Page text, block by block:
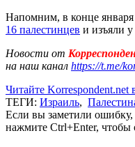
Напомним, в конце января
16 палестинцев и изъяли
Новости от
на наш канал https://t.me/
Читайте Korrespondent.net
ТЕГИ: Израиль,
Если вы заметили
нажмите Ctrl+Enter, чтобы